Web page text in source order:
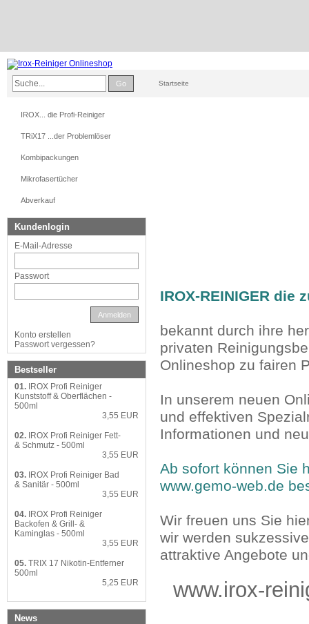
Go Startseite
IROX-REINIGER die
bekannt durch ihre
privaten
Onlineshop zu fairen
In unserem neuen
und effektiven
Informationen und
Ab sofort können Sie
www.gemo-web.de
Wir freuen uns Sie
wir werden
attraktive Angebote
www.irox-
IROX... die Profi-Reiniger
TRiX17 ...der Problemlöser
Kombipackungen
Mikrofasertücher
Abverkauf
Kundenlogin
E-Mail-Adresse
Passwort
Anmelden
Konto erstellen
Passwort vergessen?
Bestseller
01. IROX Profi Reiniger
Kunststoff & Oberflächen -
500ml
3,55 EUR
02. IROX Profi Reiniger Fett-
& Schmutz - 500ml
3,55 EUR
03. IROX Profi Reiniger Bad
& Sanitär - 500ml
3,55 EUR
04. IROX Profi Reiniger
Backofen & Grill- &
Kaminglas - 500ml
3,55 EUR
05. TRIX 17 Nikotin-Entferner
500ml
5,25 EUR
News